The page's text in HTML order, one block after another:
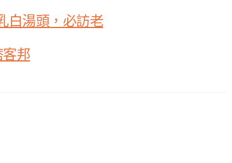
白湯頭，必訪老
邦